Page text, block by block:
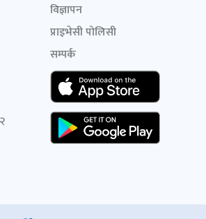
विज्ञापन
प्राइभेसी पोलिसी
सम्पर्क